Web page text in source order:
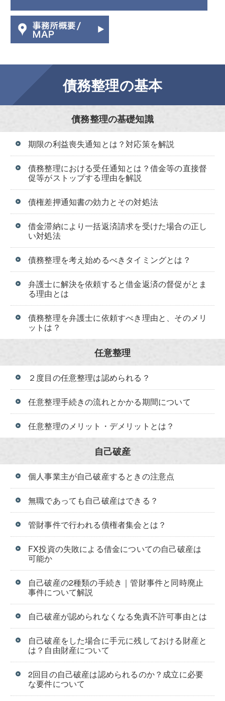
債務整理の基本
債務整理の基礎知識
期限の利益喪失通知とは？対応策を解説
債務整理における受任通知とは？借金等の直接督
促等がストップする理由を解説
債権差押通知書の効力とその対処法
借金滞納により一括返済請求を受けた場合の正し
い対処法
債務整理を考え始めるべきタイミングとは？
弁護士に解決を依頼すると借金返済の督促がとま
る理由とは
債務整理を弁護士に依頼すべき理由と、そのメリ
ットは？
任意整理
２度目の任意整理は認められる？
任意整理手続きの流れとかかる期間について
任意整理のメリット・デメリットとは？
自己破産
個人事業主が自己破産するときの注意点
無職であっても自己破産はできる？
管財事件で行われる債権者集会とは？
FX投資の失敗による借金についての自己破産は
可能か
自己破産の2種類の手続き｜管財事件と同時廃止
事件について解説
自己破産が認められなくなる免責不許可事由とは
自己破産をした場合に手元に残しておける財産と
は？自由財産について
2回目の自己破産は認められるのか？成立に必要
な要件について